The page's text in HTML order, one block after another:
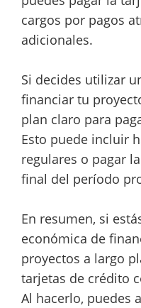
cargos por pagos
adicionales.
Si decides utilizar
financiar tu
plan claro para
Esto puede incluir
regulares o pagar
final del período
En resumen, si
económica de
proyectos a largo
tarjetas de crédito
Al hacerlo, puedes